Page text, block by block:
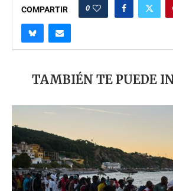
COMPARTIR 0
TAMBIÉN TE PUEDE